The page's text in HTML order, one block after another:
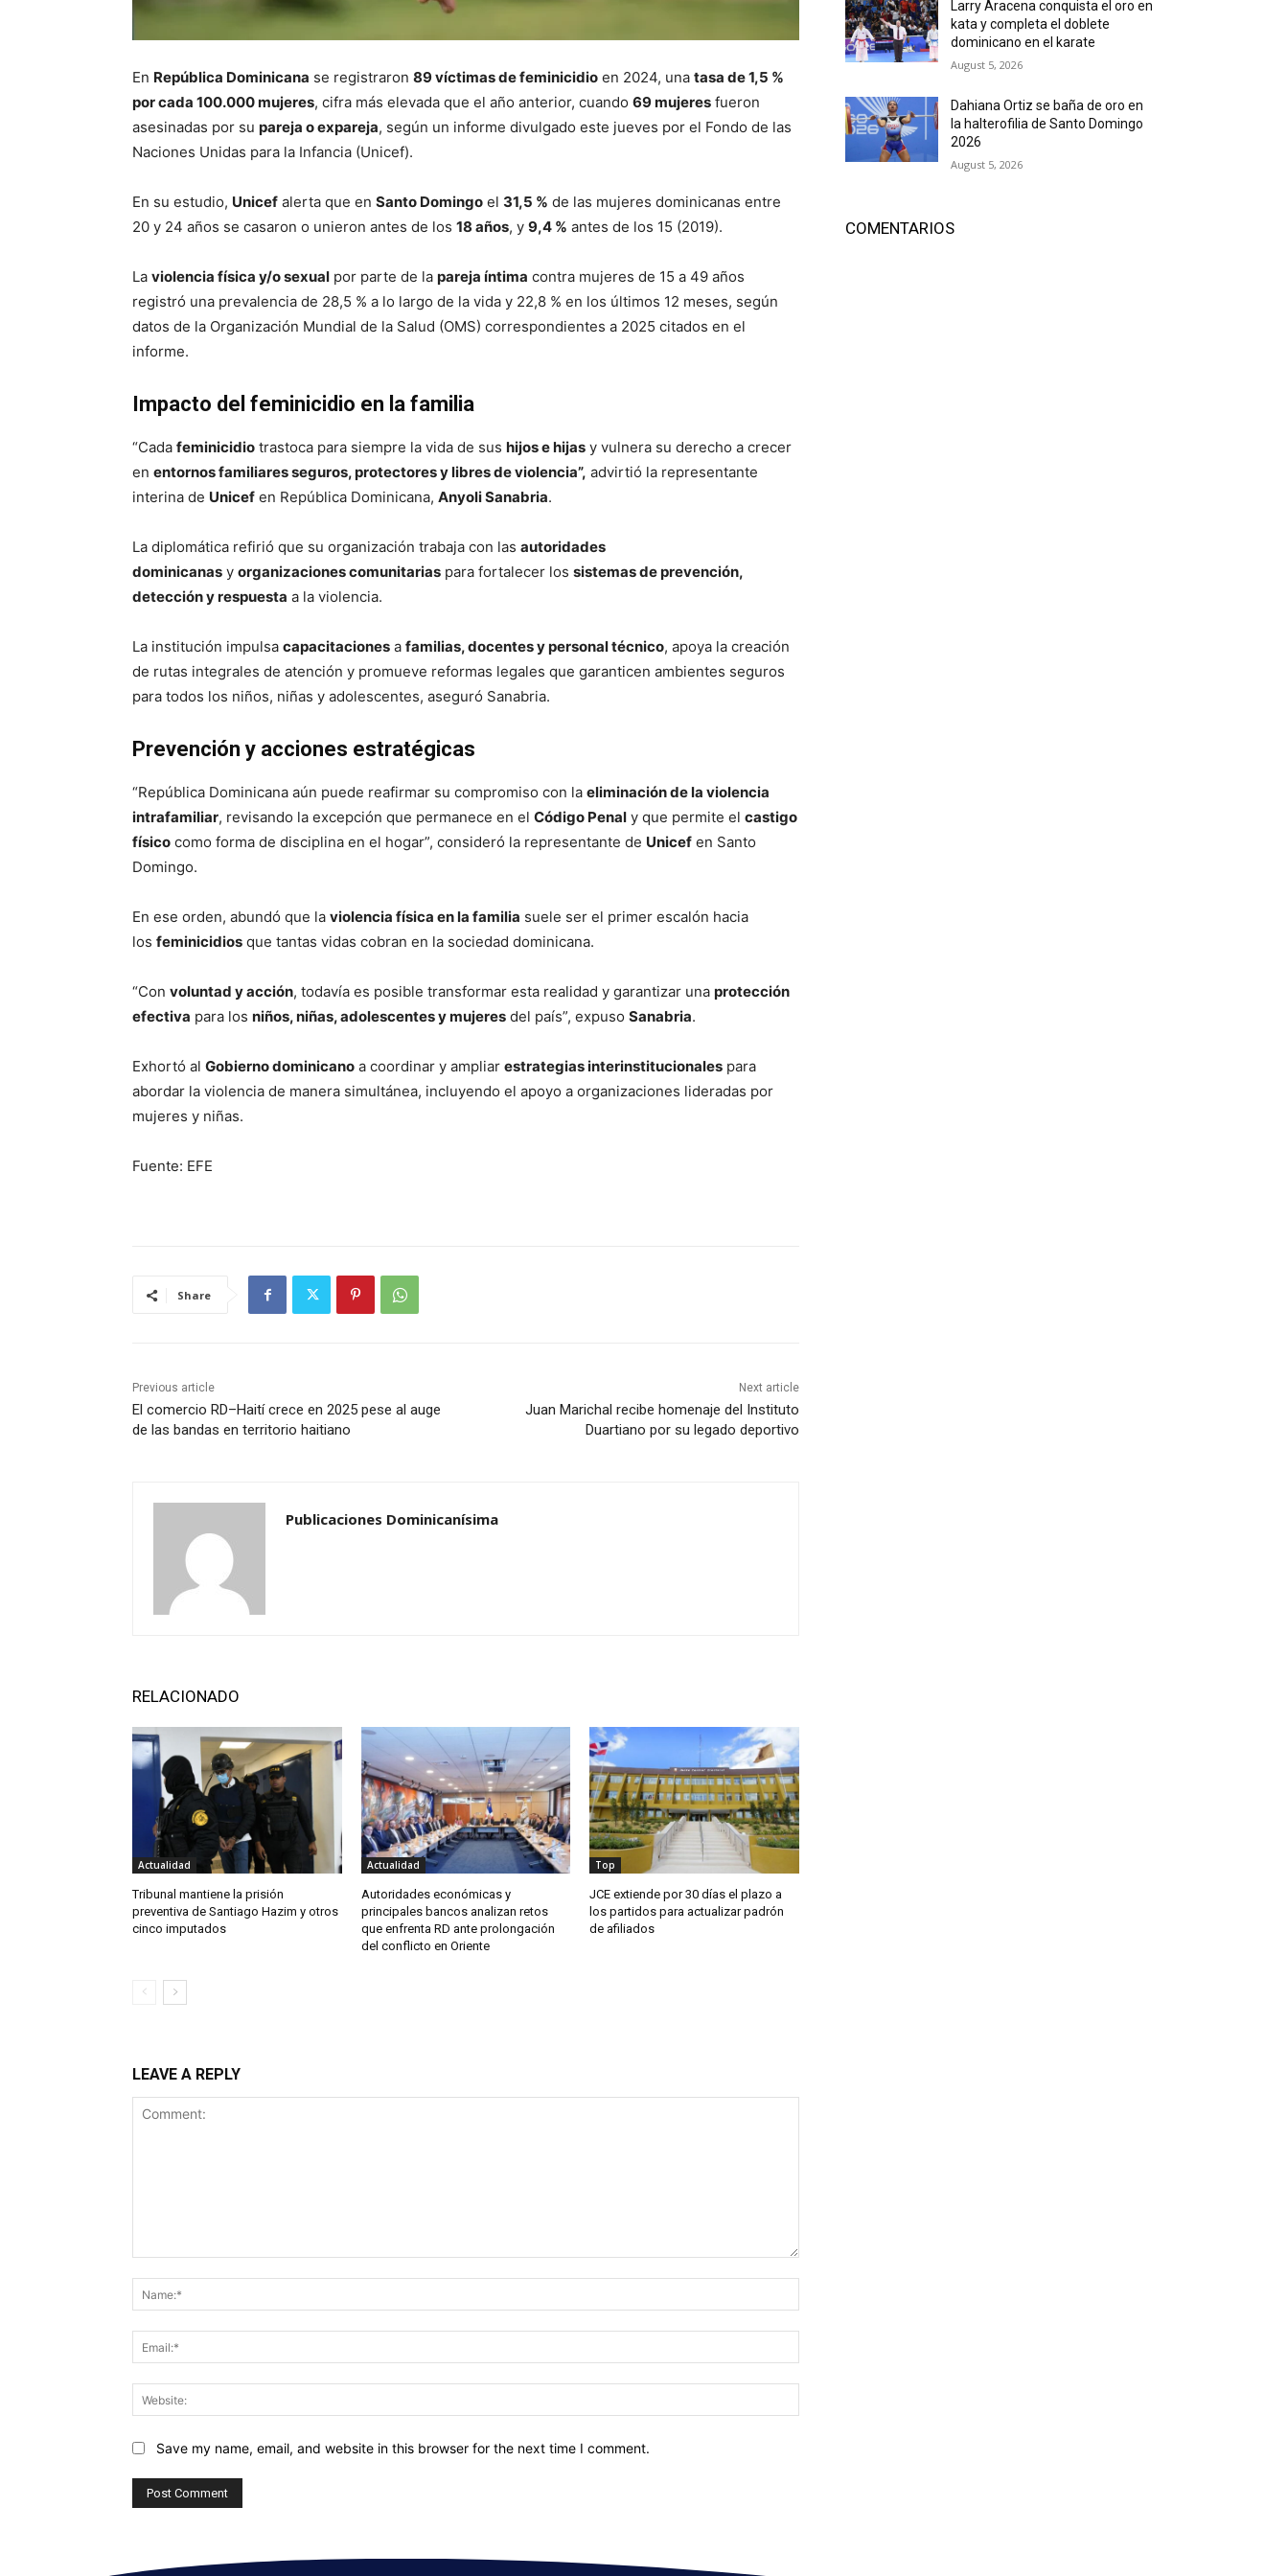
En República Dominicana se registraron 89 víctimas de feminicidio en 2024, una tasa de 1,5 %
por cada 100.000 mujeres, cifra más elevada que el año anterior, cuando 69 mujeres fueron
asesinadas por su pareja o expareja, según un informe divulgado este jueves por el Fondo de las
Naciones Unidas para la Infancia (Unicef).
En su estudio, Unicef alerta que en Santo Domingo el 31,5 % de las mujeres dominicanas entre
20 y 24 años se casaron o unieron antes de los 18 años, y 9,4 % antes de los 15 (2019).
La violencia física y/o sexual por parte de la pareja íntima contra mujeres de 15 a 49 años
registró una prevalencia de 28,5 % a lo largo de la vida y 22,8 % en los últimos 12 meses, según
datos de la Organización Mundial de la Salud (OMS) correspondientes a 2025 citados en el
informe.
Impacto del feminicidio en la familia
“Cada feminicidio trastoca para siempre la vida de sus hijos e hijas y vulnera su derecho a crecer
en entornos familiares seguros, protectores y libres de violencia”, advirtió la representante
interina de Unicef en República Dominicana, Anyoli Sanabria.
La diplomática refirió que su organización trabaja con las autoridades
dominicanas y organizaciones comunitarias para fortalecer los sistemas de prevención,
detección y respuesta a la violencia.
La institución impulsa capacitaciones a familias, docentes y personal técnico, apoya la creación
de rutas integrales de atención y promueve reformas legales que garanticen ambientes seguros
para todos los niños, niñas y adolescentes, aseguró Sanabria.
Prevención y acciones estratégicas
“República Dominicana aún puede reafirmar su compromiso con la eliminación de la violencia
intrafamiliar, revisando la excepción que permanece en el Código Penal y que permite el castigo
físico como forma de disciplina en el hogar”, consideró la representante de Unicef en Santo
Domingo.
En ese orden, abundó que la violencia física en la familia suele ser el primer escalón hacia
los feminicidios que tantas vidas cobran en la sociedad dominicana.
“Con voluntad y acción, todavía es posible transformar esta realidad y garantizar una protección
efectiva para los niños, niñas, adolescentes y mujeres del país”, expuso Sanabria.
Exhortó al Gobierno dominicano a coordinar y ampliar estrategias interinstitucionales para
abordar la violencia de manera simultánea, incluyendo el apoyo a organizaciones lideradas por
mujeres y niñas.
Fuente: EFE
Share
Previous article
El comercio RD–Haití crece en 2025 pese al auge
de las bandas en territorio haitiano
Next article
Juan Marichal recibe homenaje del Instituto
Duartiano por su legado deportivo
Publicaciones Dominicanísima
RELACIONADO
Actualidad
Tribunal mantiene la prisión
preventiva de Santiago Hazim y otros
cinco imputados
Actualidad
Autoridades económicas y
principales bancos analizan retos
que enfrenta RD ante prolongación
del conflicto en Oriente
Top
JCE extiende por 30 días el plazo a
los partidos para actualizar padrón
de afiliados
LEAVE A REPLY
Save my name, email, and website in this browser for the next time I comment.
Larry Aracena conquista el oro en
kata y completa el doblete
dominicano en el karate
August 5, 2026
Dahiana Ortiz se baña de oro en
la halterofilia de Santo Domingo
2026
August 5, 2026
COMENTARIOS